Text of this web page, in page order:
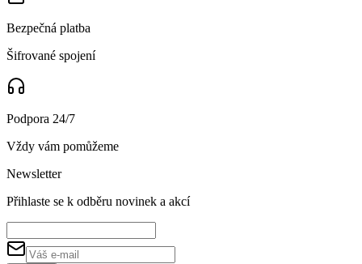
Bezpečná platba
Šifrované spojení
Podpora 24/7
Vždy vám pomůžeme
Newsletter
Přihlaste se k odběru novinek a akcí